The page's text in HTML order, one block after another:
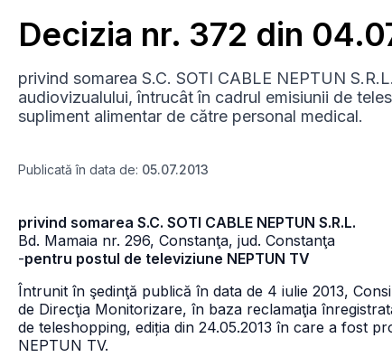
Decizia nr. 372 din
privind somarea S.C. SOTI CABLE NEPTUN
audiovizualului, întrucât în cadrul emisiunii de
supliment alimentar de către personal medical.
Publicată în data de: 05.07.2013
privind somarea S.C. SOTI CABLE NEPTUN S.R.L.
Bd. Mamaia nr. 296, Constanţa, jud. Constanţa
-pentru postul de televiziune NEPTUN TV
Întrunit în şedinţă publică în data de 4 iulie 2013,
de Direcţia Monitorizare, în baza reclamaţia
de teleshopping, ediția din 24.05.2013 în care a fost
NEPTUN TV.